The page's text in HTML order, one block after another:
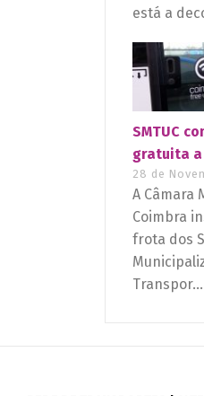
está a
SMTUC
gratuita
28 de
A Câmara
Coimbra
frota dos
Transpor...